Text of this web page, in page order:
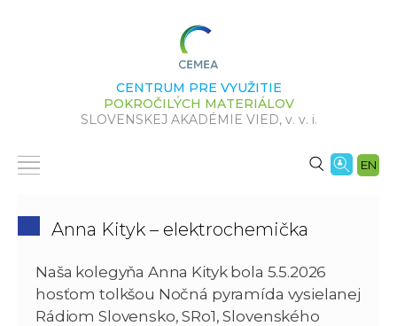
CENTRUM PRE VYUŽITIE
POKROČILÝCH MATERIÁLOV
SLOVENSKEJ AKADÉMIE VIED, v. v. i.
EN
Anna Kityk – elektrochemička
Naša kolegyňa Anna Kityk bola 5.5.2026
hosťom tolkšou Nočná pyramída vysielanej
Rádiom Slovensko, SRo1, Slovenského